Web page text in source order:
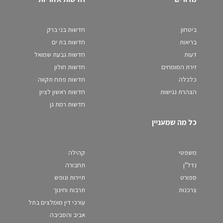
ביטחון
בריאות
דעות
זירת המומחים
כלכלה
הצהרת נגישות
חדשות בני ברק
חדשות בת ים
חדשות גבעת שמואל
חדשות חולון
חדשות פתח תקווה
חדשות ראשון לציון
חדשות רמת גן
כל מה שמעניין
משפטי
נדל"ן
ספורט
צרכנות
קהילה
תחבורה
תיירות ונופש
תרבות וחינוך
עורכי דין מומלצים בתל
אביב והסביבה